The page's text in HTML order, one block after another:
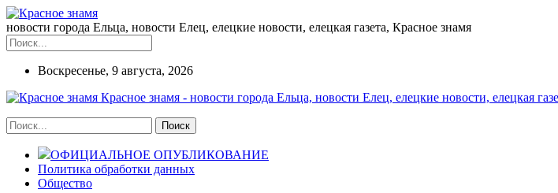
новости города Ельца, новости Елец, елецкие новости, елецкая газета, Красное знамя
Воскресенье, 9 августа, 2026
Красное знамя - новости города Ельца, новости Елец, елецкие новости, елецкая
ОФИЦИАЛЬНОЕ ОПУБЛИКОВАНИЕ
Политика обработки данных
Общество